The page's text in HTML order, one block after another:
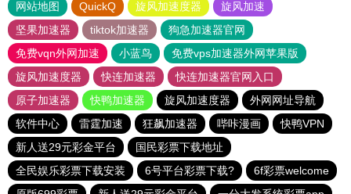
网站地图 QuickQ 旋风加速度器
旋风加速
坚果加速器
tiktok加速器
狗急加速器官网
免费vqn外网加速
小蓝鸟
免费vps加速器外网苹果版
旋风加速度器
快连加速器
快连加速器官网入口
原子加速器
快鸭加速器 旋风加速度器
外网网址导航
软件中心
雷霆加速 狂飙加速器 哔咔漫画
快鸭VPN
新人送29元彩金平台
国民彩票下载地址
全民娱乐彩票下载安装
6号平台彩票下载?
6f彩票welcome